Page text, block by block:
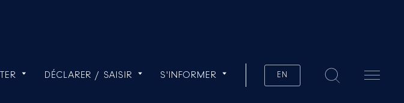
DÉCLARER / SAISIR S'INFORMER EN